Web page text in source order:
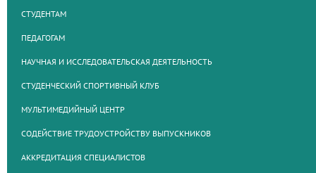
СТУДЕНТАМ
ПЕДАГОГАМ
НАУЧНАЯ И ИССЛЕДОВАТЕЛЬСКАЯ ДЕЯТЕЛЬНОСТЬ
СТУДЕНЧЕСКИЙ СПОРТИВНЫЙ КЛУБ
МУЛЬТИМЕДИЙНЫЙ ЦЕНТР
СОДЕЙСТВИЕ ТРУДОУСТРОЙСТВУ ВЫПУСКНИКОВ
АККРЕДИТАЦИЯ СПЕЦИАЛИСТОВ